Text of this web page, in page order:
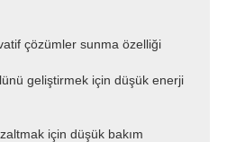
çözümler sunma özelliği
geliştirmek için düşük enerji
için düşük bakım